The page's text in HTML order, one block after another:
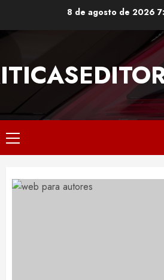
8 de agosto de 2026
Menú
principal